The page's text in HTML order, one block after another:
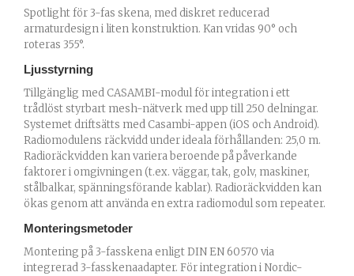
Spotlight för 3-fas skena, med diskret reducerad
armaturdesign i liten konstruktion. Kan vridas 90° och
roteras 355°.
Ljusstyrning
Tillgänglig med CASAMBI-modul för integration i ett
trådlöst styrbart mesh-nätverk med upp till 250 delningar.
Systemet driftsätts med Casambi-appen (iOS och Android).
Radiomodulens räckvidd under ideala förhållanden: 25,0 m.
Radioräckvidden kan variera beroende på påverkande
faktorer i omgivningen (t.ex. väggar, tak, golv, maskiner,
stålbalkar, spänningsförande kablar). Radioräckvidden kan
ökas genom att använda en extra radiomodul som repeater.
Monteringsmetoder
Montering på 3-fasskena enligt DIN EN 60570 via
integrerad 3-fasskenaadapter. För integration i Nordic-